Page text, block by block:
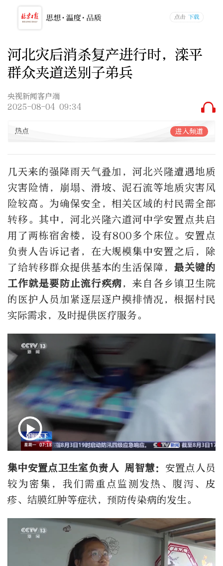
河北灾后消杀复产进行时，滦平
群众夹道送别子弟兵
央视新闻客户端
2025-08-04 09:34
热点 进入频道
几天来的强降雨天气叠加，河北兴隆遭遇地质
灾害险情，崩塌、滑坡、泥石流等地质灾害风
险较高。为确保安全，相关区域的村民需全部
转移。其中，河北兴隆六道河中学安置点共启
用了两栋宿舍楼，设有800多个床位。安置点
负责人告诉记者，在大规模集中安置之后，除
了给转移群众提供基本的生活保障，最关键的
工作就是要防止流行疾病，来自各乡镇卫生院
的医护人员加紧逐层逐户摸排情况，根据村民
实际需求，及时提供医疗服务。
集中安置点卫生室负责人 周智慧： 安置点人员
较为密集，我们需重点监测发热、腹泻、皮
疹、结膜红肿等症状，预防传染病的发生。